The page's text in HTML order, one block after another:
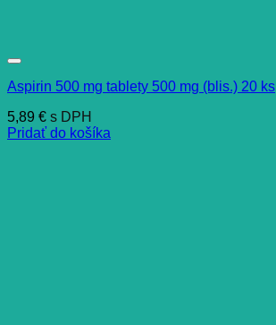
Aspirin 500 mg tablety 500 mg (blis.) 20 ks
5,89 € s DPH
Pridať do košíka